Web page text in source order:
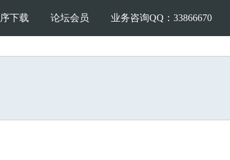
下载 论坛会员 业务咨询QQ：33866670